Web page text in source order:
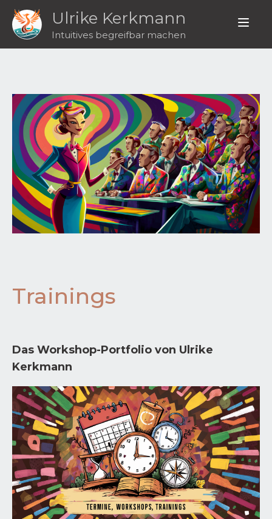
Ulrike Kerkmann
Intuitives begreifbar machen
Trainings
Das Workshop-Portfolio von Ulrike
Kerkmann